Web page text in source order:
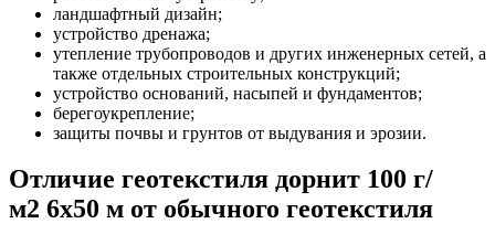
ландшафтный дизайн;
устройство дренажа;
утепление трубопроводов и других инженерных сетей, а
также отдельных строительных конструкций;
устройство оснований, насыпей и фундаментов;
берегоукрепление;
защиты почвы и грунтов от выдувания и эрозии.
Отличие геотекстиля дорнит 100 г/
м2 6x50 м от обычного геотекстиля